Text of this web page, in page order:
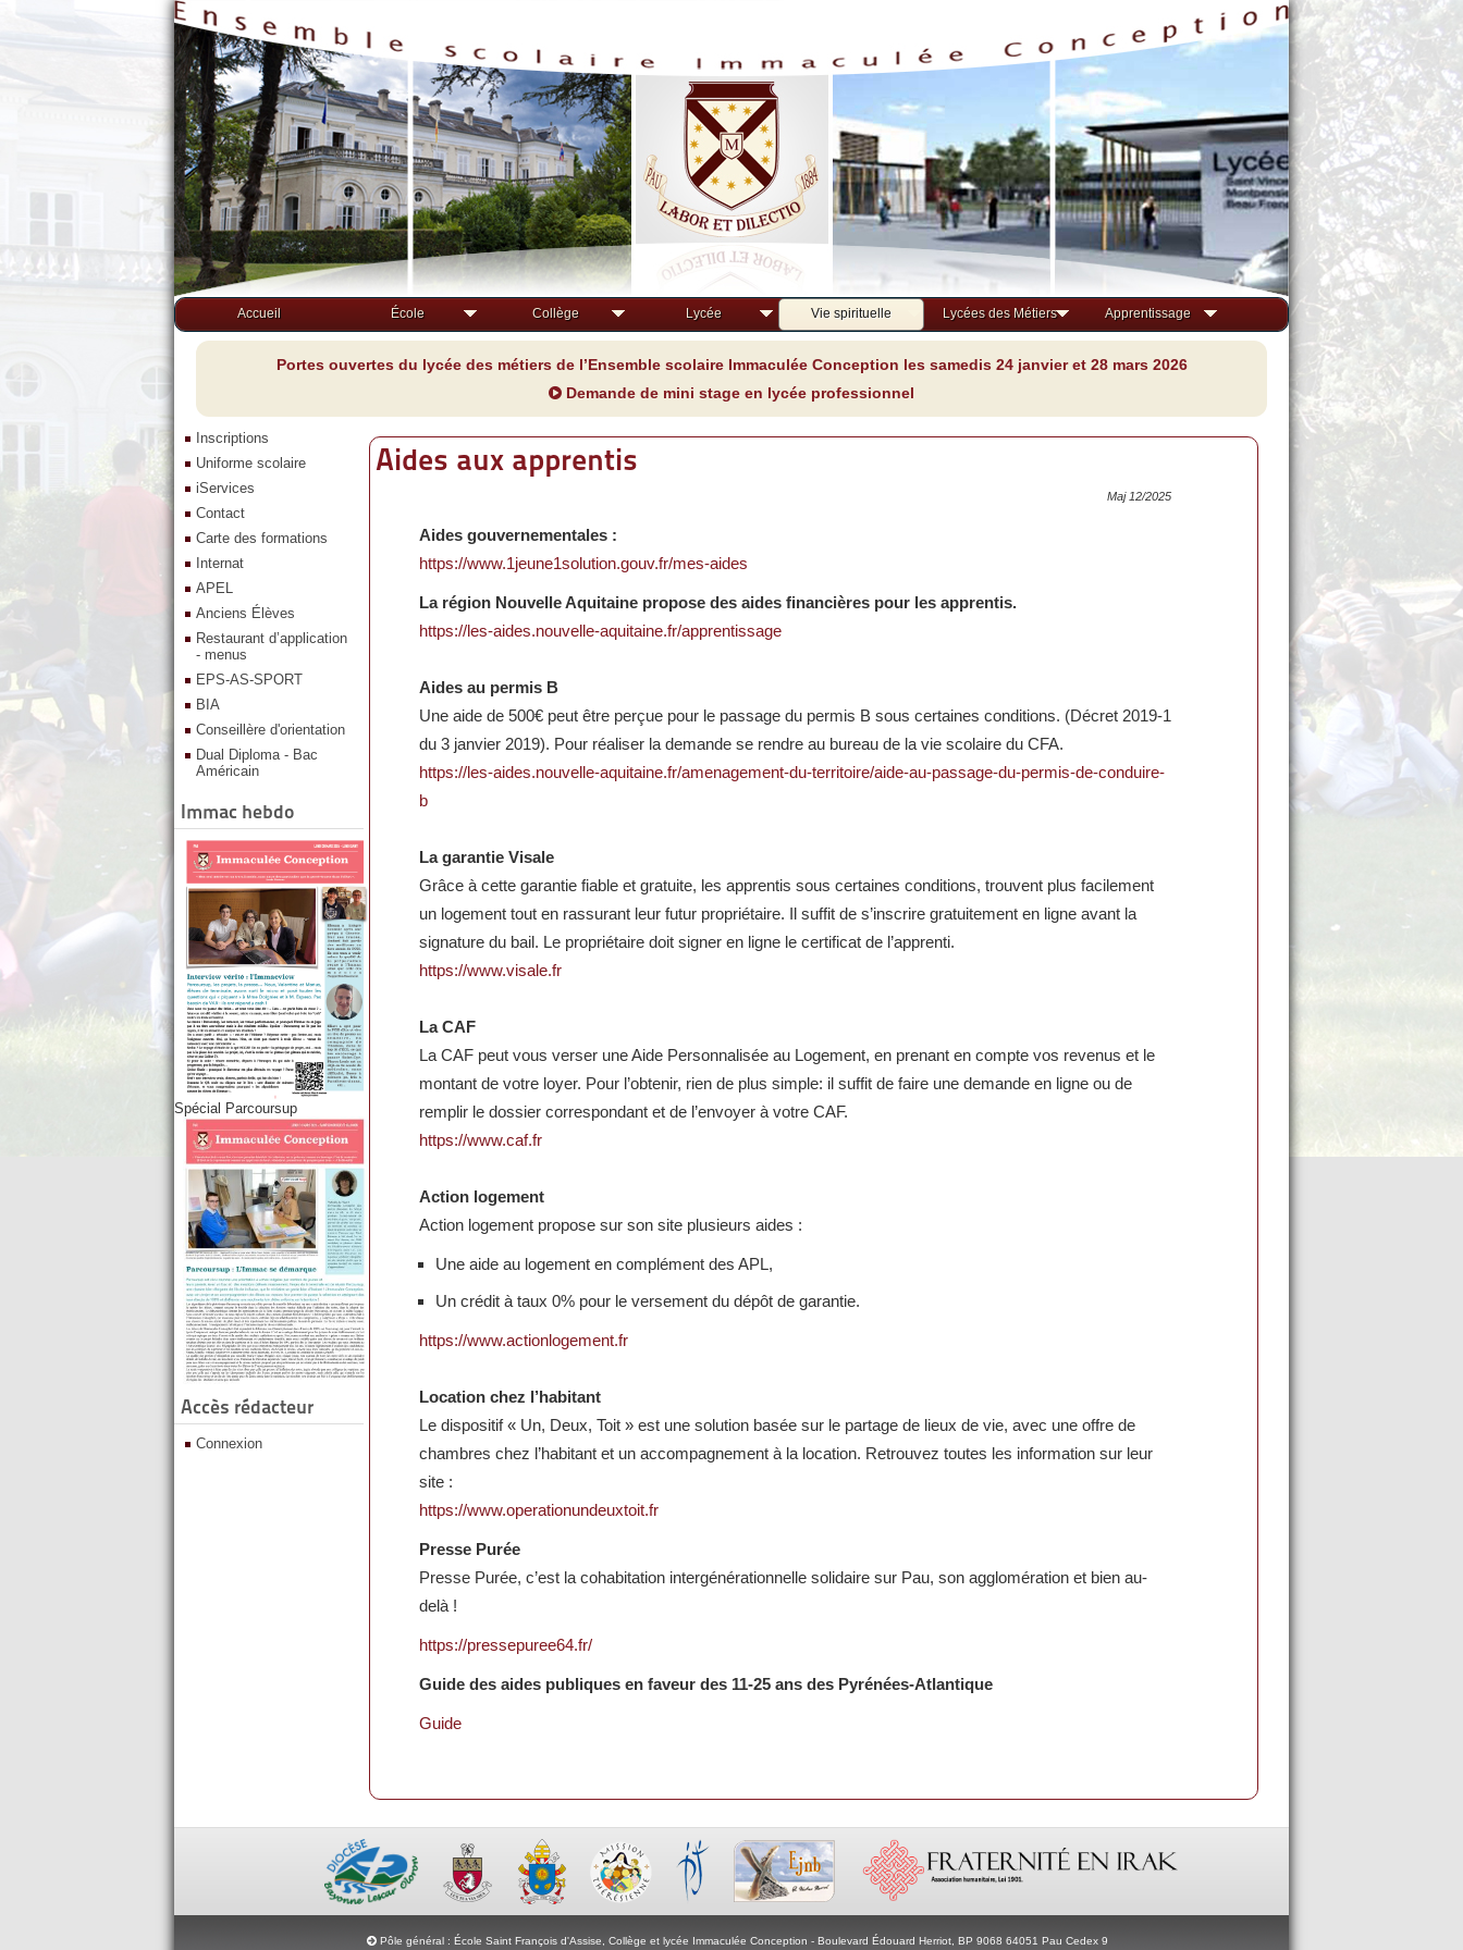
Accueil École Collège Lycée Vie spirituelle Lycées des Métiers Apprentissage
Portes ouvertes du lycée des métiers de l’Ensemble scolaire Immaculée Conception les samedis 24 janvier et 28 mars 2026
Demande de mini stage en lycée professionnel
Inscriptions
Uniforme scolaire
iServices
Contact
Carte des formations
Internat
APEL
Anciens Élèves
Restaurant d’application
- menus
EPS-AS-SPORT
BIA
Conseillère d'orientation
Dual Diploma - Bac
Américain
Immac hebdo
Spécial Parcoursup
Accès rédacteur
Connexion
Aides aux apprentis
Maj 12/2025
Aides gouvernementales :
https://www.1jeune1solution.gouv.fr/mes-aides
La région Nouvelle Aquitaine propose des aides financières pour les apprentis.
https://les-aides.nouvelle-aquitaine.fr/apprentissage
Aides au permis B
Une aide de 500€ peut être perçue pour le passage du permis B sous certaines conditions. (Décret 2019-1
du 3 janvier 2019). Pour réaliser la demande se rendre au bureau de la vie scolaire du CFA.
https://les-aides.nouvelle-aquitaine.fr/amenagement-du-territoire/aide-au-passage-du-permis-de-conduire-
b
La garantie Visale
Grâce à cette garantie fiable et gratuite, les apprentis sous certaines conditions, trouvent plus facilement
un logement tout en rassurant leur futur propriétaire. Il suffit de s’inscrire gratuitement en ligne avant la
signature du bail. Le propriétaire doit signer en ligne le certificat de l’apprenti.
https://www.visale.fr
La CAF
La CAF peut vous verser une Aide Personnalisée au Logement, en prenant en compte vos revenus et le
montant de votre loyer. Pour l’obtenir, rien de plus simple: il suffit de faire une demande en ligne ou de
remplir le dossier correspondant et de l’envoyer à votre CAF.
https://www.caf.fr
Action logement
Action logement propose sur son site plusieurs aides :
Une aide au logement en complément des APL,
Un crédit à taux 0% pour le versement du dépôt de garantie.
https://www.actionlogement.fr
Location chez l’habitant
Le dispositif « Un, Deux, Toit » est une solution basée sur le partage de lieux de vie, avec une offre de
chambres chez l’habitant et un accompagnement à la location. Retrouvez toutes les information sur leur
site :
https://www.operationundeuxtoit.fr
Presse Purée
Presse Purée, c’est la cohabitation intergénérationnelle solidaire sur Pau, son agglomération et bien au-
delà !
https://pressepuree64.fr/
Guide des aides publiques en faveur des 11-25 ans des Pyrénées-Atlantique
Guide
Pôle général : École Saint François d'Assise, Collège et lycée Immaculée Conception - Boulevard Édouard Herriot, BP 9068 64051 Pau Cedex 9